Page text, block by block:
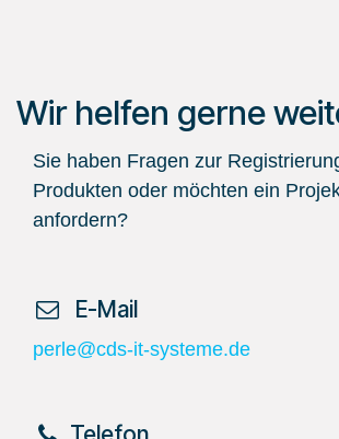
Wir helfen gerne
Sie haben Fragen zur
Produkten oder möchten ein
anfordern?
​ E-Mail
perle@cds-it-systeme.de